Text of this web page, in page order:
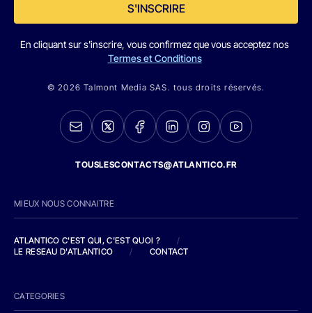
S'INSCRIRE
En cliquant sur s'inscrire, vous confirmez que vous acceptez nos
Termes et Conditions
© 2026 Talmont Media SAS. tous droits réservés.
TOUSLESCONTACTS@ATLANTICO.FR
MIEUX NOUS CONNAITRE
ATLANTICO C'EST QUI, C'EST QUOI ?
/
LE RESEAU D'ATLANTICO
/ CONTACT
CATEGORIES